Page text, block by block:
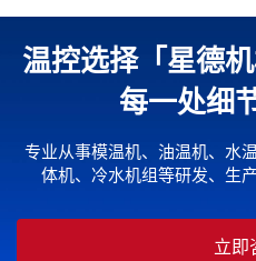
温控选择「星德
每一处细
专业从事模温机、油温机、水
体机、冷水机组等研发、生
立即